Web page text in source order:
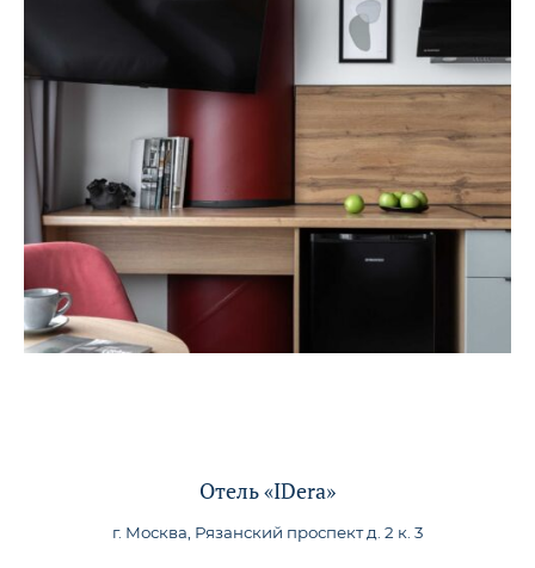
Отель «IDera»
г. Москва, Рязанский проспект д. 2 к. 3